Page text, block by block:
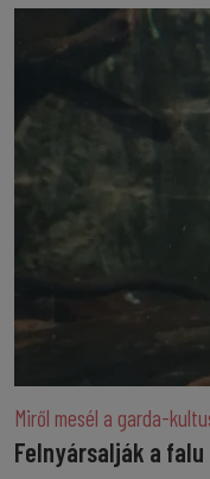
Miről mesél a garda-
Felnyársalják a